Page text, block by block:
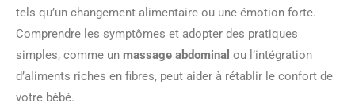
tels qu’un changement alimentaire ou une émotion forte.
Comprendre les symptômes et adopter des pratiques
simples, comme un massage abdominal ou l’intégration
d’aliments riches en fibres, peut aider à rétablir le confort de
votre bébé.